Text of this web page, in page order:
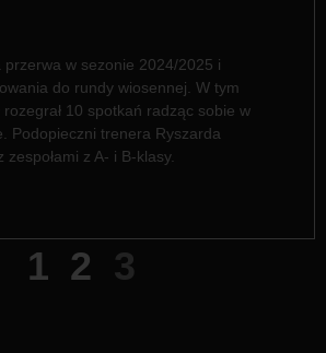
przerwa w sezonie 2024/2025 i
do rundy wiosennej. W tym
rozegrał 10 spotkań radząc sobie w
Podopieczni trenera Ryszarda
z A- i B-klasy.
1 2 3